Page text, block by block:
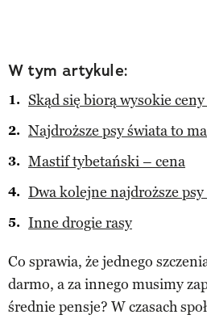
W tym artykule:
Skąd się biorą wysokie
Najdroższe psy świata to
Mastif tybetański – cena
Dwa kolejne najdroższe
Inne drogie rasy
Co sprawia, że jednego
darmo, a za innego musimy
średnie pensje? W czasach